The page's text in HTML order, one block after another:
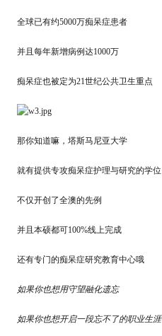
全球已有约5000万痴呆症患者
并且每年新增病例达1000万
痴呆症也被定为21世纪公共卫生重点
那你知道嘛，塔斯马尼亚大学
就有提供专攻痴呆症护理与研究的学位
不仅开创了全澳的先例
并且本硕都可100%线上完成
还有专门的痴呆症研究教育中心哦
如果你也想用守望融化遗忘
如果你也想开启一段忘不了的职业生涯